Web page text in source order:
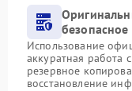
Использование
аккуратная работа
резервное
восстановление